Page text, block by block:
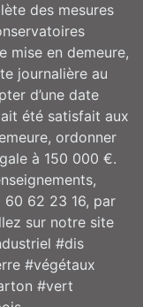
des mesures
mise en demeure,
journalière au
d’une date
ait été satisfait aux
ordonner
à 150 000 €.
60 62 23 16, par
sur notre site
#dis
#végétaux
#vert